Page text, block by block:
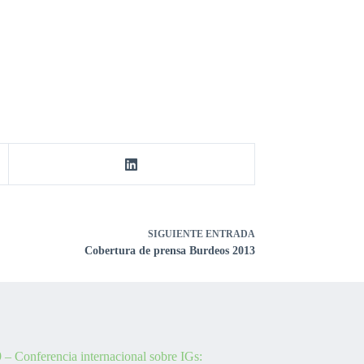
SIGUIENTE ENTRADA
Cobertura de prensa Burdeos 2013
– Conferencia internacional sobre IGs: